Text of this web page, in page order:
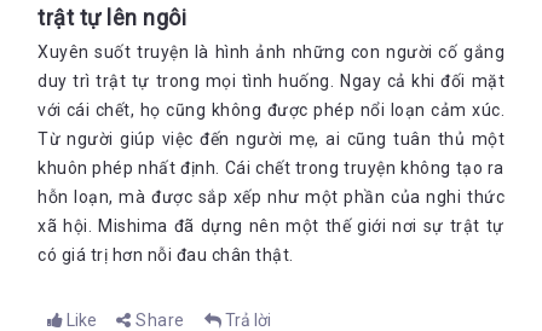
trật tự lên ngôi
Xuyên suốt truyện là hình ảnh những con người cố gắng
duy trì trật tự trong mọi tình huống. Ngay cả khi đối mặt
với cái chết, họ cũng không được phép nổi loạn cảm xúc.
Từ người giúp việc đến người mẹ, ai cũng tuân thủ một
khuôn phép nhất định. Cái chết trong truyện không tạo ra
hỗn loạn, mà được sắp xếp như một phần của nghi thức
xã hội. Mishima đã dựng nên một thế giới nơi sự trật tự
có giá trị hơn nỗi đau chân thật.
Like Share Trả lời